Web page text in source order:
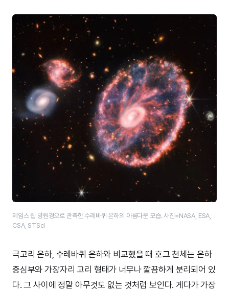
제임스 웹 망원경으로 관측한 수레바퀴 은하의 아름다운 모습. 사진=NASA, ESA,
CSA, STScI
극고리 은하, 수레바퀴 은하와 비교했을 때 호그 천체는 은하
중심부와 가장자리 고리 형태가 너무나 깔끔하게 분리되어 있
다. 그 사이에 정말 아무것도 없는 것처럼 보인다. 게다가 가장